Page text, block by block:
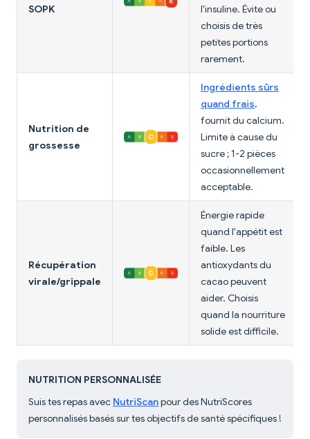
SOPK
l'insuline. Évite ou
choisis de très
petites portions
rarement.
Nutrition de
grossesse
Ingrédients sûrs
quand frais,
fournit du calcium.
Limite à cause du
sucre ; 1-2 pièces
occasionnellement
acceptable.
Récupération
virale/grippale
Énergie rapide
quand l'appétit est
faible. Les
antioxydants du
cacao peuvent
aider. Choisis
quand la nourriture
solide est difficile.
NUTRITION PERSONNALISÉE
Suis tes repas avec NutriScanpour des NutriScores
personnalisés basés sur tes objectifs de santé spécifiques !